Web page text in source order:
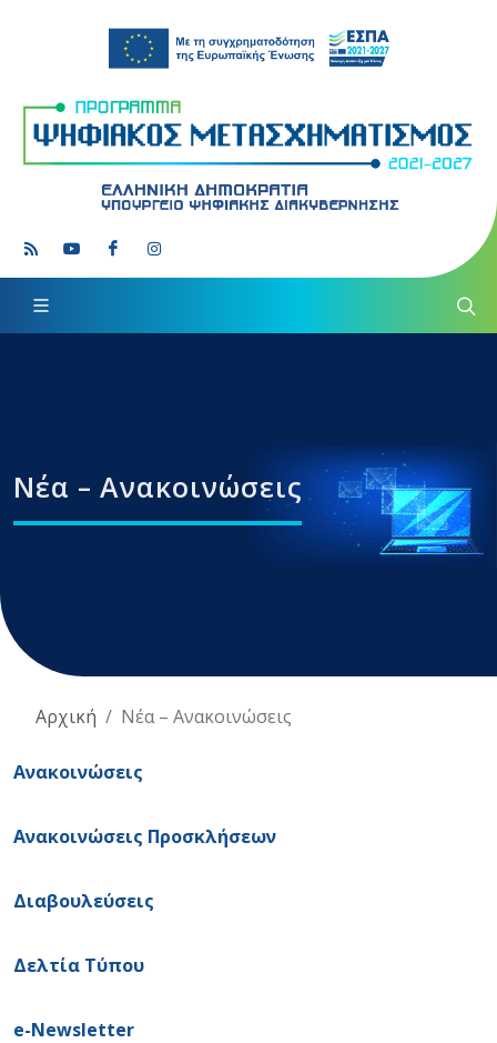
Νέα – Ανακοινώσεις
Αρχική Νέα – Ανακοινώσεις
Ανακοινώσεις
Ανακοινώσεις Προσκλήσεων
Διαβουλεύσεις
Δελτία Τύπου
e-Newsletter